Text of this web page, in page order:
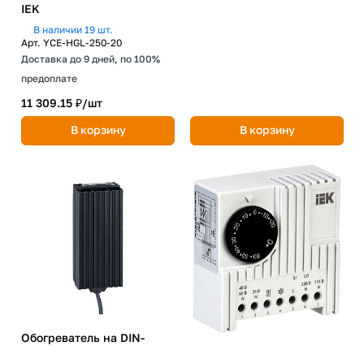
IEK
В наличии 19 шт.
Арт. YCE-HGL-250-20
Доставка до 9 дней, по 100%
предоплате
11 309.15 ₽/шт
В корзину
В корзину
Обогреватель на DIN-